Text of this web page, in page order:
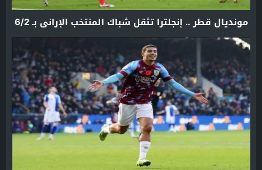
مونديال قطر .. إنجلترا تثقل شباك المنتخب الإراني بـ 6/2